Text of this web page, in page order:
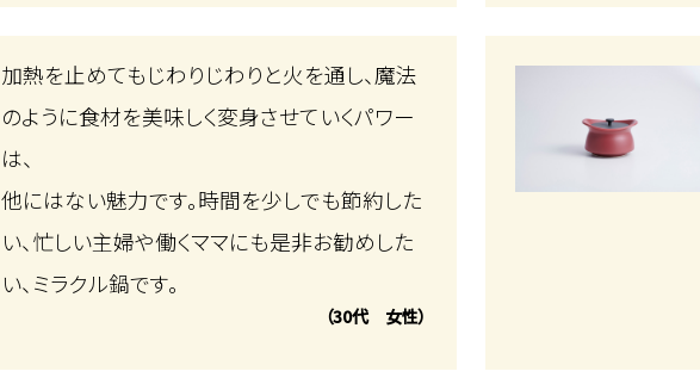
加熱を止めてもじわりじわりと火を通し、魔法
のように食材を美味しく変身させていくパワー
は、
他にはない魅力です。時間を少しでも節約した
い、忙しい主婦や働くママにも是非お勧めした
い、ミラクル鍋です。
（30代 女性）